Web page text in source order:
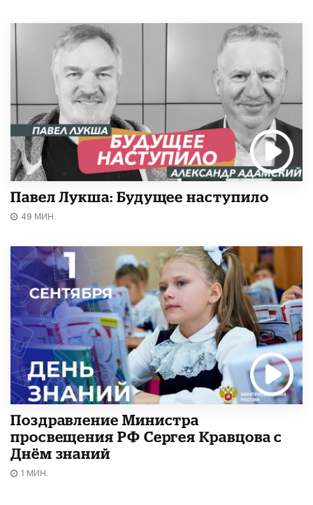
Павел Лукша: Будущее наступило
49 МИН.
Поздравление Министра
просвещения РФ Сергея Кравцова с
Днём знаний
1 МИН.